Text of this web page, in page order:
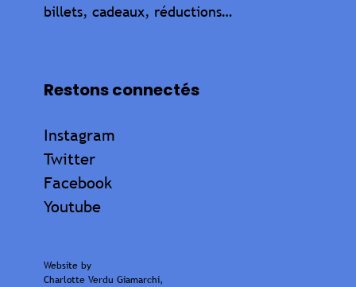
billets, cadeaux, réductions…
Restons connectés
Instagram
Twitter
Facebook
Youtube
Website by
Charlotte Verdu Giamarchi,